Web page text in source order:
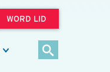
WORD LID